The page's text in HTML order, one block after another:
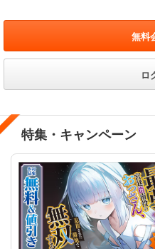
無料
ロ
特集・キャンペーン